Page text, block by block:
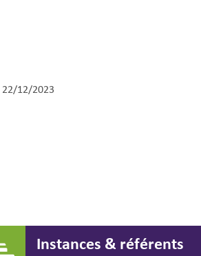
22/12/2023
Instances & référents